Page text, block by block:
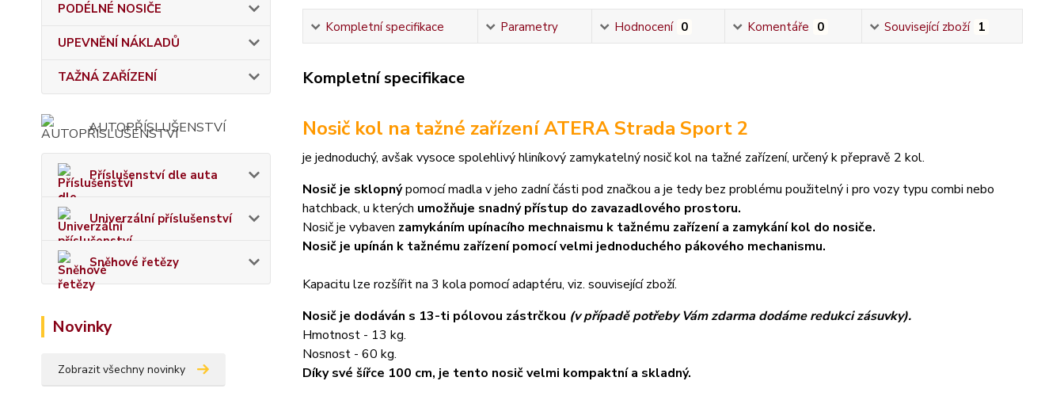
PODÉLNÉ NOSIČE
UPEVNĚNÍ NÁKLADŮ
TAŽNÁ ZAŘÍZENÍ
AUTOPŘÍSLUŠENSTVÍ
Příslušenství dle auta
Univerzální příslušenství
Sněhové řetězy
Novinky
Zobrazit všechny novinky
Kompletní specifikace Parametry Hodnocení 0 Komentáře 0 Související zboží 1
Kompletní specifikace
Nosič kol na tažné zařízení ATERA Strada Sport 2
je jednoduchý, avšak vysoce spolehlivý hliníkový zamykatelný nosič kol na tažné zařízení, určený k přepravě 2 kol.
Nosič je sklopnýpomocí madla v jeho zadní části pod značkou a je tedy bez problému použitelný i pro vozy typu combi nebo
hatchback, u kterých umožňuje snadný přístup do zavazadlového prostoru.
Nosič je vybaven zamykáním upínacího mechnaismu k tažnému zařízení a zamykání kol do nosiče.
Nosič je upínán k tažnému zařízení pomocí velmi jednoduchého pákového mechanismu.
Kapacitu lze rozšířit na 3 kola pomocí adaptéru, viz. související zboží.
Nosič je dodáván s 13-ti pólovou zástrčkou (v případě potřeby Vám zdarma dodáme redukci zásuvky).
Hmotnost - 13 kg.
Nosnost - 60 kg.
Díky své šířce 100 cm, je tento nosič velmi kompaktní a skladný.